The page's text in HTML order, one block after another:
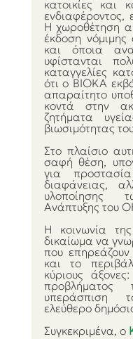
κατοικίες και
ενδιαφέροντος,
Η χωροθέτηση
έκδοση νόμιμης
και όποια
υφίστανται
καταγγελίες
ότι ο ΒΙΟΚΑ
απαραίτητο
κοντά στην
ζητήματα
βιωσιμότητας
Στο πλαίσιο
σαφή θέση,
για
διαφάνειας,
υλοποίησης
Ανάπτυξης του
Η κοινωνία
δικαίωμα να
που
και το
κύριους
υπεράσπιση
ελεύθερο
Συγκεκριμένα, ο